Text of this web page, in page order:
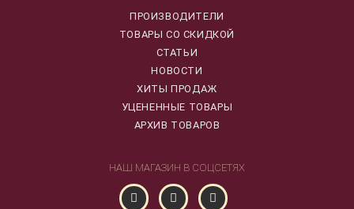
ПРОИЗВОДИТЕЛИ
ТОВАРЫ СО СКИДКОЙ
СТАТЬИ
НОВОСТИ
ХИТЫ ПРОДАЖ
УЦЕНЕННЫЕ ТОВАРЫ
АРХИВ ТОВАРОВ
НАШ МАГАЗИН В СОЦСЕТЯХ